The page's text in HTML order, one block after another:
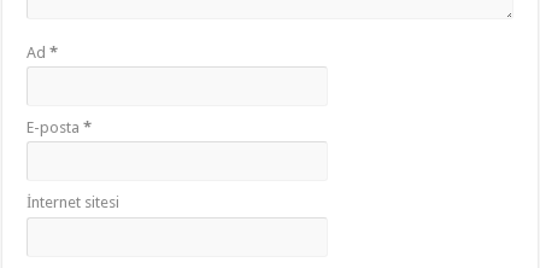
Ad*
E-posta*
İnternet sitesi